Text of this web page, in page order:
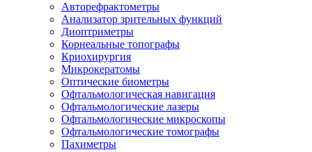
Авторефрактометры
Анализатор зрительных функций
Диоптриметры
Корнеальные топографы
Криохирургия
Микрокератомы
Оптические биометры
Офтальмологическая навигация
Офтальмологические лазеры
Офтальмологические микроскопы
Офтальмологические томографы
Пахиметры